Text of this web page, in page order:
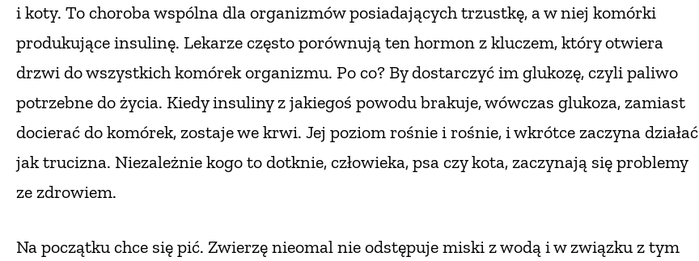
i koty. To choroba wspólna dla organizmów posiadających trzustkę, a w niej komórki
produkujące insulinę. Lekarze często porównują ten hormon z kluczem, który otwiera
drzwi do wszystkich komórek organizmu. Po co? By dostarczyć im glukozę, czyli paliwo
potrzebne do życia. Kiedy insuliny z jakiegoś powodu brakuje, wówczas glukoza, zamiast
docierać do komórek, zostaje we krwi. Jej poziom rośnie i rośnie, i wkrótce zaczyna działać
jak trucizna. Niezależnie kogo to dotknie, człowieka, psa czy kota, zaczynają się problemy
ze zdrowiem.
Na początku chce się pić. Zwierzę nieomal nie odstępuje miski z wodą i w związku z tym